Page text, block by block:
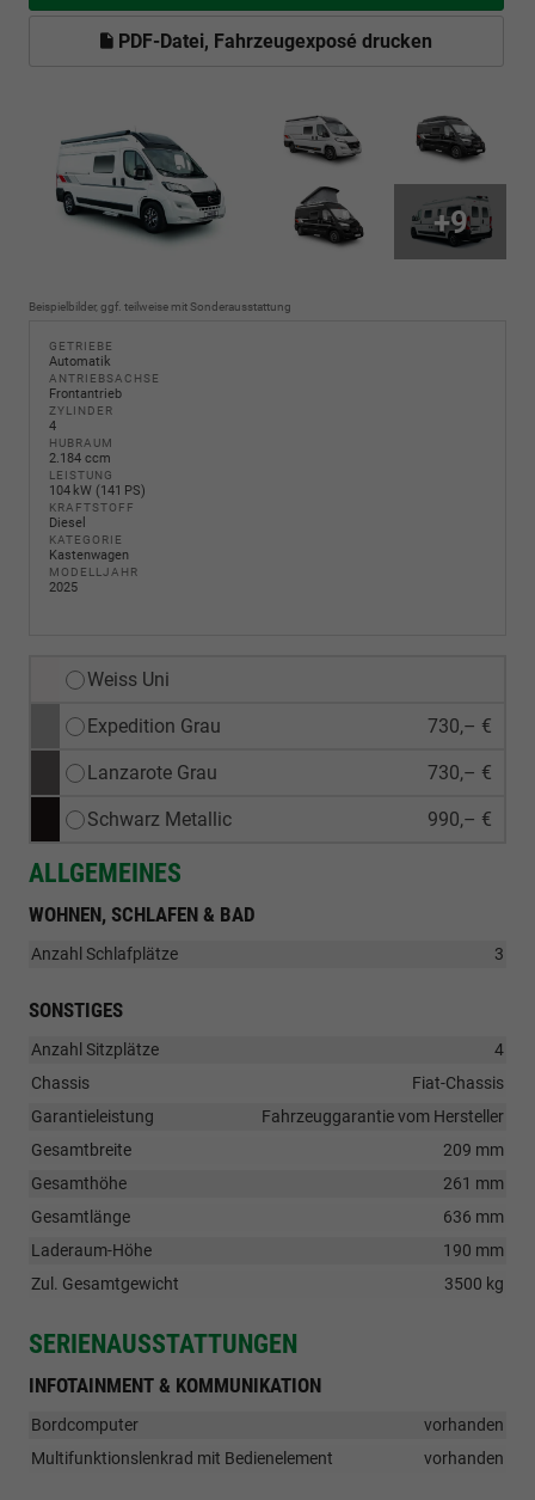
PDF-Datei, Fahrzeugexposé drucken
+9
Beispielbilder, ggf. teilweise mit Sonderausstattung
GETRIEBE
Automatik
ANTRIEBSACHSE
Frontantrieb
ZYLINDER
4
HUBRAUM
2.184 ccm
LEISTUNG
104 kW (141 PS)
KRAFTSTOFF
Diesel
KATEGORIE
Kastenwagen
MODELLJAHR
2025
Weiss Uni
Expedition Grau 730,– €
Lanzarote Grau 730,– €
Schwarz Metallic 990,– €
ALLGEMEINES
WOHNEN, SCHLAFEN & BAD
Anzahl Schlafplätze 3
SONSTIGES
Anzahl Sitzplätze
4
Chassis
Fiat-Chassis
Garantieleistung
Fahrzeuggarantie vom Hersteller
Gesamtbreite
209 mm
Gesamthöhe
261 mm
Gesamtlänge
636 mm
Laderaum-Höhe
190 mm
Zul. Gesamtgewicht
3500 kg
SERIENAUSSTATTUNGEN
INFOTAINMENT & KOMMUNIKATION
Bordcomputer
vorhanden
Multifunktionslenkrad mit Bedienelement
vorhanden